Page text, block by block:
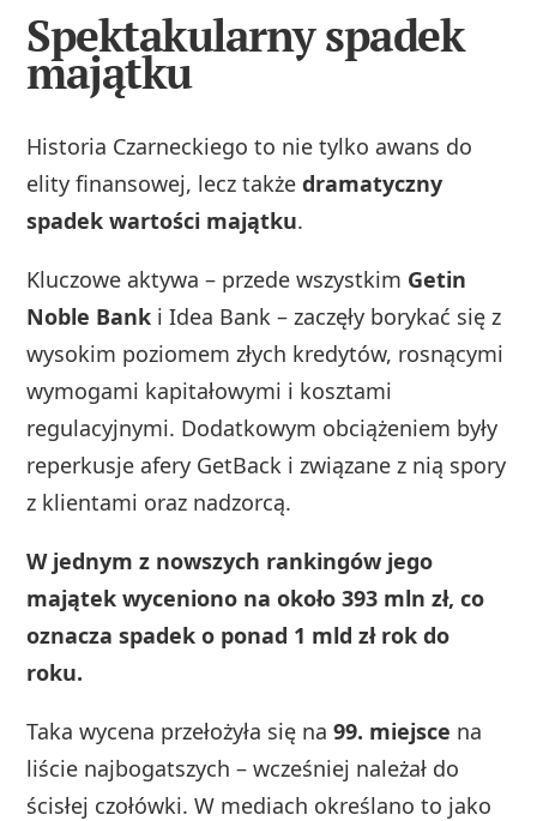
Spektakularny spadek
majątku
Historia Czarneckiego to nie tylko awans do
elity finansowej, lecz takżedramatyczny
spadek wartości majątku.
Kluczowe aktywa – przede wszystkim Getin
Noble Bank i Idea Bank – zaczęły borykać się z
wysokim poziomem złych kredytów, rosnącymi
wymogami kapitałowymi i kosztami
regulacyjnymi. Dodatkowym obciążeniem były
reperkusje afery GetBack i związane z nią spory
z klientami oraz nadzorcą.
W jednym z nowszych rankingów jego
majątek wyceniono na około 393 mln zł, co
oznacza spadek o ponad 1 mld zł rok do
roku.
Taka wycena przełożyła się na99. miejsce na
liście najbogatszych – wcześniej należał do
ścisłej czołówki. W mediach określano to jako